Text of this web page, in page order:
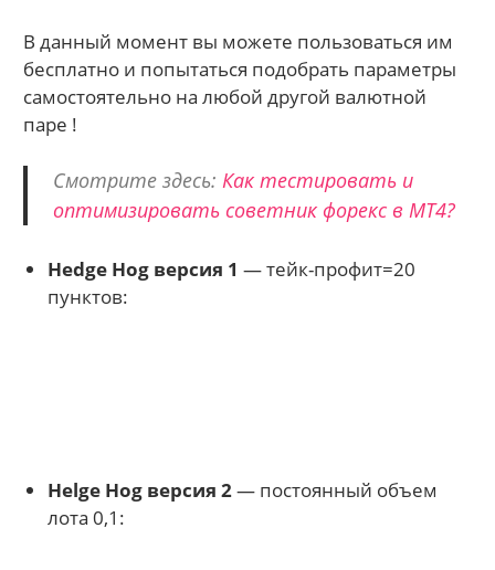
В данный момент вы можете пользоваться им
бесплатно и попытаться подобрать параметры
самостоятельно на любой другой валютной
паре !
Смотрите здесь: Как тестировать и
оптимизировать советник форекс в MТ4?
Hedge Hog версия 1 — тейк-профит=20
пунктов:
Helge Hog версия 2— постоянный объем
лота 0,1: